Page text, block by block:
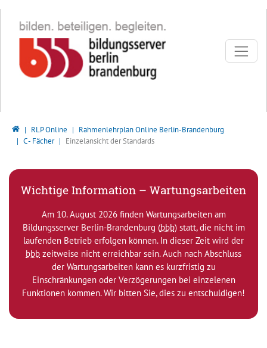
Bildungsserver Berlin - Brandenburg
RLP Online
Rahmenlehrplan Online Berlin-Brandenburg
C - Fächer
Einzelansicht der Standards
Wichtige Information – Wartungsarbeiten
Am 10. August 2026 finden Wartungsarbeiten am
Bildungsserver Berlin-Brandenburg (bbb) statt, die nicht im
laufenden Betrieb erfolgen können. In dieser Zeit wird der
bbb zeitweise nicht erreichbar sein. Auch nach Abschluss
der Wartungsarbeiten kann es kurzfristig zu
Einschränkungen oder Verzögerungen bei einzelenen
Funktionen kommen. Wir bitten Sie, dies zu entschuldigen!